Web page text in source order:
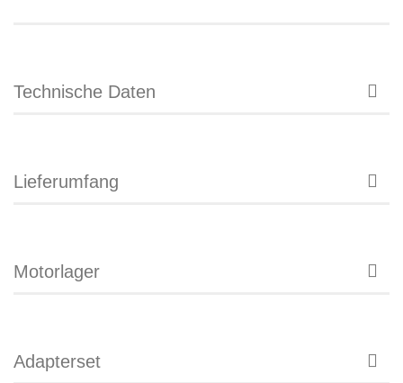
Technische Daten
Lieferumfang
Motorlager
Adapterset